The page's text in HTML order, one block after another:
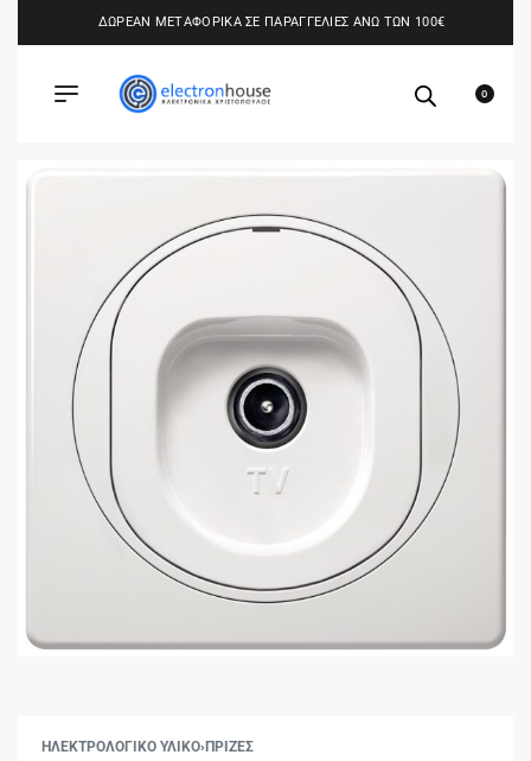
ΔΩΡΕΑΝ ΜΕΤΑΦΟΡΙΚΑ ΣΕ ΠΑΡΑΓΓΕΛΙΕΣ ΑΝΩ ΤΩΝ 100€
0
ΗΛΕΚΤΡΟΛΟΓΙΚΟ ΥΛΙΚΟ› ΠΡΙΖΕΣ